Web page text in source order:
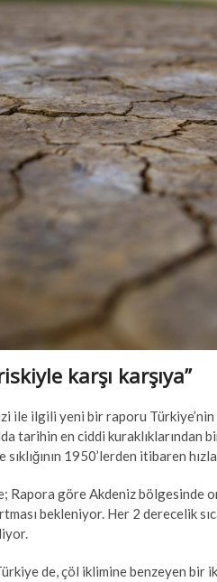
karşı karşıya”
ile ilgili yeni bir raporu Türkiye’nin
tarihin en ciddi
1950’lerden itibaren
Rapora göre Akdeniz bölgesinde
bekleniyor. Her 2 derecelik
de, çöl iklimine benzeyen bir